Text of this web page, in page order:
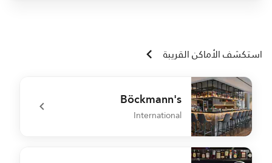
استكشف الأماكن القريبة
Böckmann's
International
undefined Böckmann's